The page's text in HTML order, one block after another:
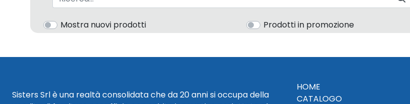
Mostra nuovi prodotti Prodotti in promozione
Sisters Srl è una realtà consolidata che da 20 anni si occupa della
HOME
CATALOGO